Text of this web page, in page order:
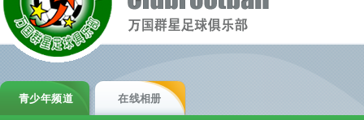
青少年频道 在线相册